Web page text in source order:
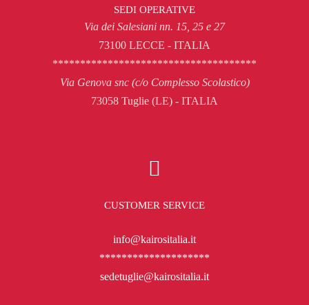
SEDI OPERATIVE
Via dei Salesiani nn. 15, 25 e 27
73100 LECCE - ITALIA
*************************************
Via Genova snc (c/o Complesso Scolastico)
73058 Tuglie (LE) - ITALIA
CUSTOMER SERVICE
info@kairositalia.it
********************
sedetuglie@kairositalia.it